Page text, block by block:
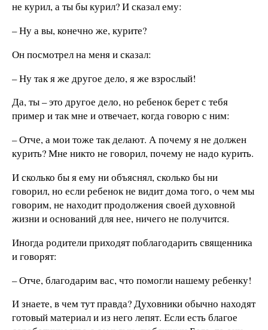
не курил, а ты бы курил? И сказал ему:
– Ну а вы, конечно же, курите?
Он посмотрел на меня и сказал:
– Ну так я же другое дело, я же взрослый!
Да, ты – это другое дело, но ребенок берет с тебя
пример и так мне и отвечает, когда говорю с ним:
– Отче, а мои тоже так делают. А почему я не должен
курить? Мне никто не говорил, почему не надо курить.
И сколько бы я ему ни объяснял, сколько бы ни
говорил, но если ребенок не видит дома того, о чем мы
говорим, не находит продолжения своей духовной
жизни и оснований для нее, ничего не получится.
Иногда родители приходят поблагодарить священника
и говорят:
– Отче, благодарим вас, что помогли нашему ребенку!
И знаете, в чем тут правда? Духовники обычно находят
готовый материал и из него лепят. Если есть благое